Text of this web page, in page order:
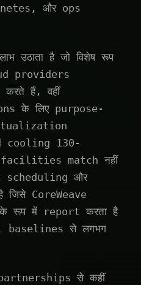
और ops
उठाता है जो विशेष रूप
providers
हैं, वहीं
के लिए purpose-
cooling 130-
match नहीं
scheduling और
CoreWeave
रूप में report करता है
baselines से लगभग
से कहीं